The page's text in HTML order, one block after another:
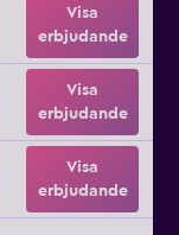
Visa
erbjudande
Visa
erbjudande
Visa
erbjudande